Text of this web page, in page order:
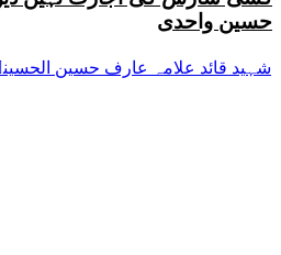
حسین واحدی